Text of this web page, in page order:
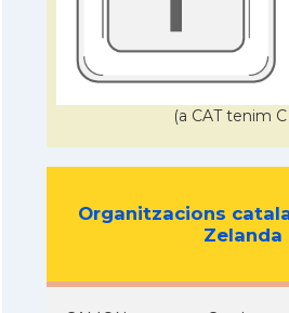
(a CAT tenim C
Organitzacions
Zelanda